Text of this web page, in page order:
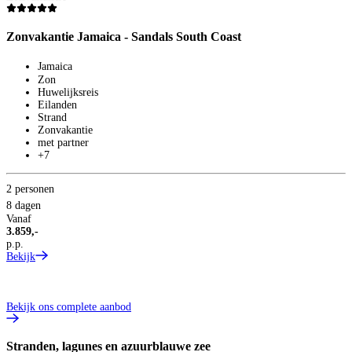
Zonvakantie Jamaica - Sandals South Coast
Jamaica
Zon
Huwelijksreis
Eilanden
Strand
Zonvakantie
met partner
+7
2 personen
8 dagen
Vanaf
3.859,-
p.p.
Bekijk
Bekijk ons complete aanbod
Stranden, lagunes en azuurblauwe zee